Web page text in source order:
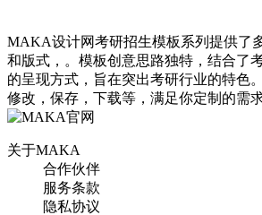
考研暑期班招生宣传海报
手机海报
MAKA设计网考研招生模板系列提供了
和版式，。模板创意思路独特，结合了
的呈现方式，旨在突出考研行业的特色
修改，保存，下载等，满足你定制的需
关于MAKA
合作伙伴
服务条款
隐私协议